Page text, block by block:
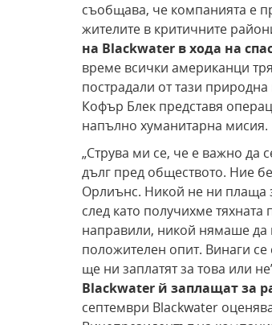
съобщава, че компанията е
жителите в критичните
на Blackwater в хода на
време всички американци
пострадали от тази
Кофър Блек представя
напълно хуманитарна мисия.
„Струва ми се, че е важно да
дълг пред обществото. Ние
Орлиънс. Никой не ни плаща
след като получихме
направили, никой нямаше да
положителен опит. Винаги
ще ни заплатят за това или
Blackwater й заплащат за
септември Blackwater